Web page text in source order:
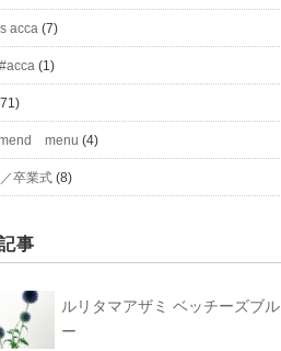
acca (7)
(1)
menu (4)
卒業式 (8)
事
ルリタマアザミ ベッチーズブル
ー